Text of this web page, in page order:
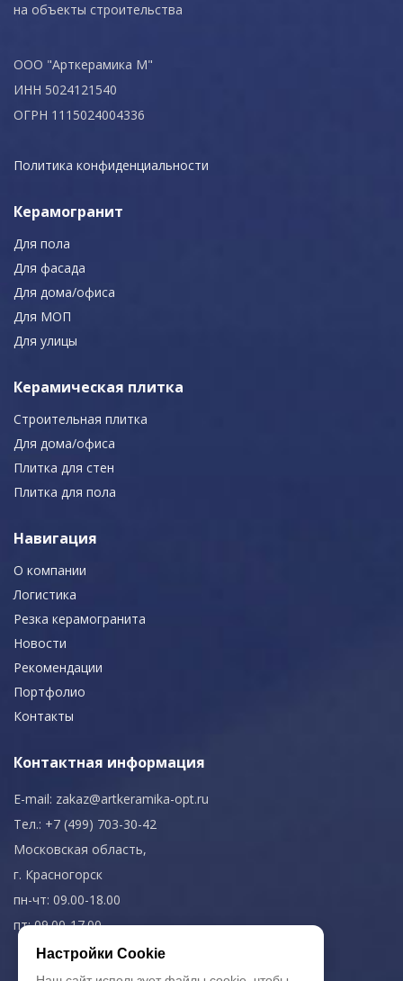
на объекты строительства
ООО "Арткерамика М"
ИНН 5024121540
ОГРН 1115024004336
Политика конфиденциальности
Керамогранит
Для пола
Для фасада
Для дома/офиса
Для МОП
Для улицы
Керамическая плитка
Строительная плитка
Для дома/офиса
Плитка для стен
Плитка для пола
Навигация
О компании
Логистика
Резка керамогранита
Новости
Рекомендации
Портфолио
Контакты
Контактная информация
E-mail: zakaz@artkeramika-opt.ru
Тел.: +7 (499) 703-30-42
Московская область,
г. Красногорск
пн-чт: 09.00-18.00
пт: 09.00-17.00
Настройки Cookie